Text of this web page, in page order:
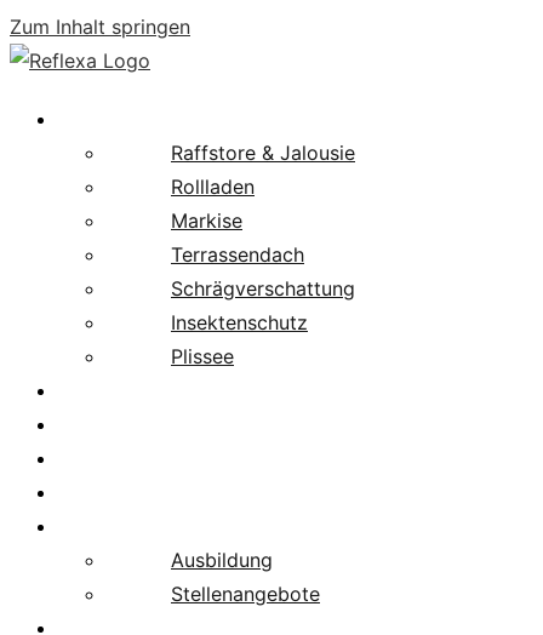
Zum Inhalt springen
Raffstore & Jalousie
Rollladen
Markise
Terrassendach
Schrägverschattung
Insektenschutz
Plissee
Ausbildung
Stellenangebote